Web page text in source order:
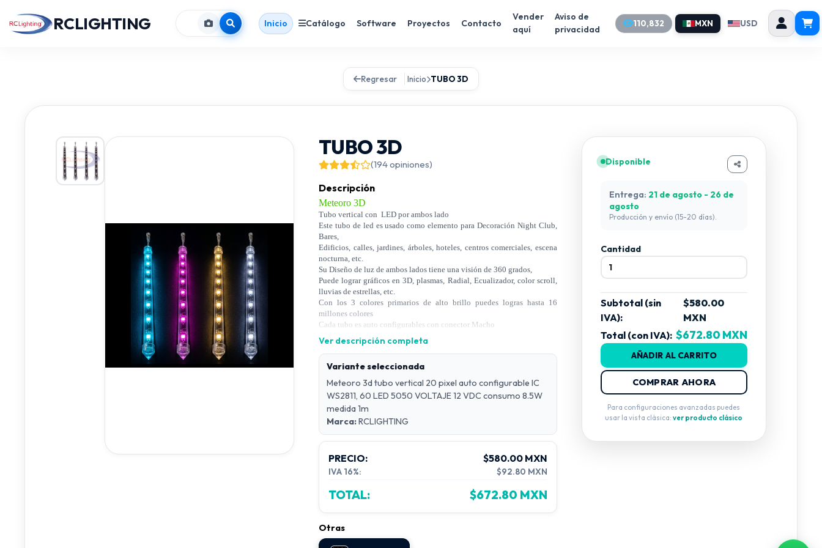
RCLIGHTING Inicio Catálogo Software Proyectos Contacto
Vender
aquí
Aviso de
privacidad
110,832 MXN USD
Regresar Inicio TUBO 3D
TUBO 3D
(194 opiniones)
Descripción
Meteoro 3D
Tubo vertical con LED por ambos lado
Este tubo de led es usado como elemento para Decoración Night Club,
Bares,
Edificios, calles, jardines, árboles, hoteles, centros comerciales, escena
nocturna, etc.
Su Diseño de luz de ambos lados tiene una visión de 360 grados,
Puede lograr gráficos en 3D, plasmas, Radial, Ecualizador, color scroll,
lluvias de estrellas, etc.
Con los 3 colores primarios de alto brillo puedes logras hasta 16
millones colores
Cada tubo es auto configurables con conectorMacho
CLIC Para Ver Controladores Disponibles
Ver descripción completa
Variante seleccionada
Meteoro 3d tubo vertical 20 pixel auto configurable IC
WS2811, 60 LED 5050 VOLTAJE 12 VDC consumo 8.5W
medida 1m
Marca:RCLIGHTING
PRECIO: $580.00 MXN
IVA 16%: $92.80 MXN
TOTAL: $672.80 MXN
Otras
Disponible
Entrega: 21 de agosto - 26 de
agosto
Producción y envío (15-20 días).
Cantidad
Subtotal (sin
IVA):
$580.00
MXN
Total (con IVA): $672.80 MXN
AÑADIR AL CARRITO
COMPRAR AHORA
Para configuraciones avanzadas puedes
usar la vista clásica:ver producto clásico